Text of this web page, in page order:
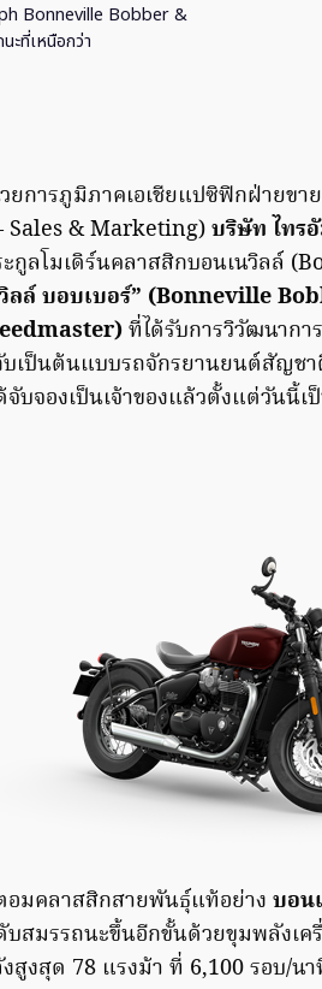
Bonneville Bobber &
ที่เหนือกว่า
ยการภูมิภาคเอเชียแปซิฟิกฝ่ายข
& Marketing)บริษัท ไทร
กูลโมเดิร์นคลาสสิกบอนเนวิลล์
ลล์ บอบเบอร์” (Bonneville
ที่ได้รับการวิวัฒนากา
เป็นต้นแบบรถจักรยานยนต์สัญช
บจองเป็นเจ้าของแล้วตั้งแต่วันนี้เ
มคลาสสิกสายพันธุ์แท้อย่าง บอน
บสมรรถนะขึ้นอีกขั้นด้วยขุมพลังเ
สูงสุด 78 แรงม้า ที่ 6,100 รอบ/น